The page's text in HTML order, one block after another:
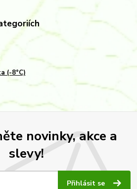
(-8°C)
novinky, akce a
slevy!
Přihlásit se